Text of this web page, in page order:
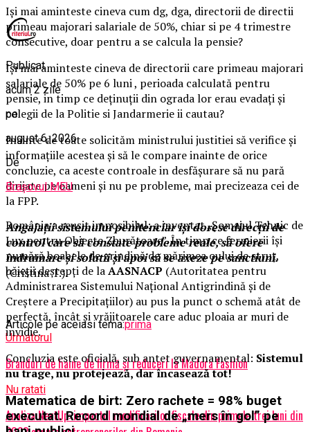
Iși mai aminteste cineva cum dg, dga, directorii de directii
primeau majorari salariale de 50%, chiar si pe 4 trimestre
consecutive, doar pentru a se calcula la pensie?
Iși mai aminteste cineva de directorii care primeau majorari
salariale de 50% pe 6 luni , perioada calculată pentru
pensie, in timp ce deținuții din ograda lor erau evadați și
colegii de la Politie si Jandarmerie ii cautau?
Inainte de toate solicităm ministrului justitiei să verifice și
informațiile acestea și să le compare inainte de orice
concluzie, ca aceste controale in desfășurare să nu pară
dirijate pe oameni și nu pe probleme, mai precizeaza cei de
la FPP.
Angajații sistemului penitenciar iși doresc direcții de
control care să constate probleme reale, să ofere
indrumare și solutii și apoi să se axeze pe sanctiuni.
(Cristina T.).
Articole pe aceiasi tema:prima
Urmatorul
Branduri de haine de firmă și reduceri la Madora Fashion
Nu ratati
Analiza NextUp: impactul modificarilor fiscale din primele trei luni din
Publicat
acum 2 zile
pe
august 6, 2026
De
Brașovul MEU
România a reușit imposibilul: a inventat „Șomajul Tehnic de
Lux pentru Obiecte Zburătoare”. În timp ce fermierii își
numără boabele de grindină de mărimea oului de struț,
băieții deștepți de laAASNACP (Autoritatea pentru
Administrarea Sistemului Național Antigrindină și de
Creștere a Precipitațiilor) au pus la punct o schemă atât de
perfectă, încât și vrăjitoarele care aduc ploaia ar muri de
invidie.
Concluzia este oficială, sub antet guvernamental: Sistemul
nu trage, nu protejează, dar încasează tot!
Matematica de birt: Zero rachete = 98% buget
executat. Record mondial de „mers în gol” pe